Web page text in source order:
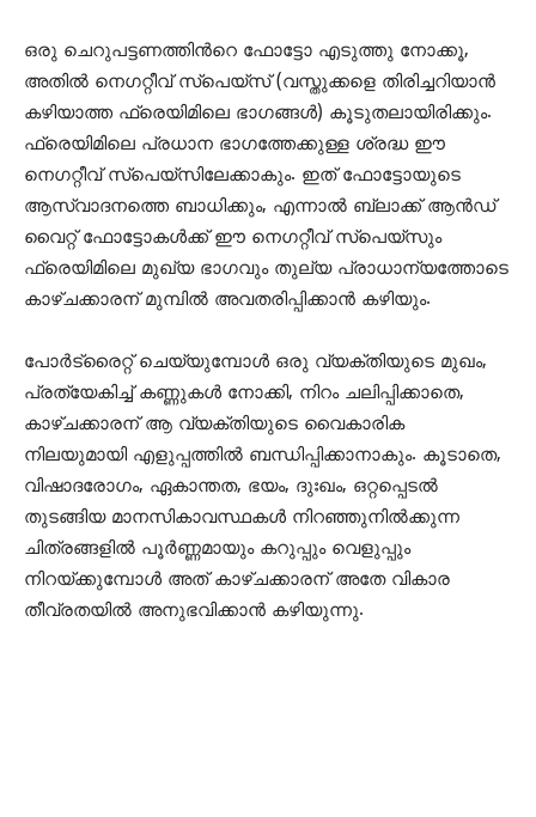
ഒരു ചെറുപട്ടണത്തിന്‍റെ ഫോട്ടോ എടുത്തു നോക്കൂ,
അതിൽ നെഗറ്റീവ് സ്പെയ്സ് (വസ്തുക്കളെ തിരിച്ചറിയാൻ
കഴിയാത്ത ഫ്രെയിമിലെ ഭാഗങ്ങൾ) കൂടുതലായിരിക്കും.
ഫ്രെയിമിലെ പ്രധാന ഭാഗത്തേക്കുള്ള ശ്രദ്ധ ഈ
നെഗറ്റീവ് സ്പെയ്സിലേക്കാകും. ഇത്‌ ഫോട്ടോയുടെ
ആസ്വാദനത്തെ ബാധിക്കും, എന്നാൽ ബ്ലാക്ക്‌ ആൻഡ്
വൈറ്റ് ഫോട്ടോകൾക്ക് ഈ നെഗറ്റീവ് സ്പെയ്സും
ഫ്രെയിമിലെ മുഖ്യ ഭാഗവും തുല്യ പ്രാധാന്യത്തോടെ
കാഴ്ചക്കാരന് മുമ്പിൽ അവതരിപ്പിക്കാൻ കഴിയും.
പോർട്രൈറ്റ് ചെയ്യുമ്പോൾ ഒരു വ്യക്തിയുടെ മുഖം,
പ്രത്യേകിച്ച് കണ്ണുകൾ നോക്കി, നിറം ചലിപ്പിക്കാതെ,
കാഴ്ചക്കാരന് ആ വ്യക്തിയുടെ വൈകാരിക
നിലയുമായി എളുപ്പത്തിൽ ബന്ധിപ്പിക്കാനാകും. കൂടാതെ,
വിഷാദരോഗം, ഏകാന്തത, ഭയം, ദുഃഖം, ഒറ്റപ്പെടൽ
തുടങ്ങിയ മാനസികാവസ്ഥകൾ നിറഞ്ഞുനിൽക്കുന്ന
ചിത്രങ്ങളിൽ പൂർണ്ണമായും കറുപ്പും വെളുപ്പും
നിറയ്ക്കുമ്പോൾ അത് കാഴ്ചക്കാരന് അതേ വികാര
തീവ്രതയിൽ അനുഭവിക്കാൻ കഴിയുന്നു.